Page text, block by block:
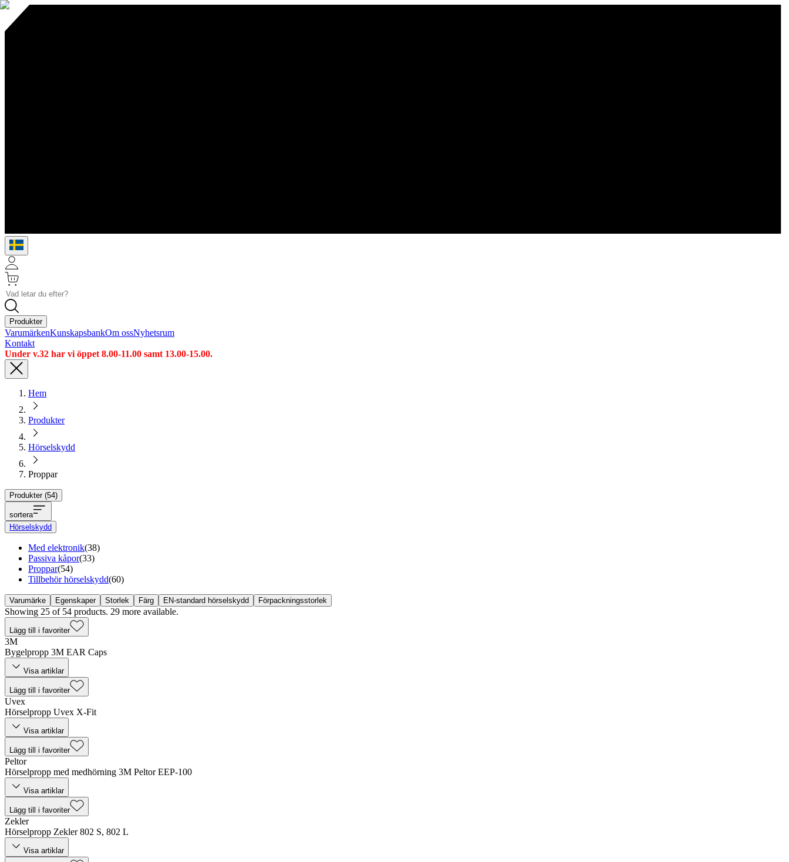
Produkter
VarumärkenKunskapsbankOm ossNyhetsrum
Kontakt
Under v.32 har vi öppet 8.00-11.00 samt 13.00-15.00.
Hem
Produkter
Hörselskydd
Proppar
Produkter (54)
sortera
Hörselskydd
Med elektronik(38)
Passiva kåpor(33)
Proppar(54)
Tillbehör hörselskydd(60)
Varumärke Egenskaper Storlek Färg EN-standard hörselskydd Förpackningsstorlek
Showing 25 of 54 products. 29 more available.
Lägg till i favoriter
3M
Bygelpropp 3M EAR Caps
Visa artiklar
Lägg till i favoriter
Uvex
Hörselpropp Uvex X-Fit
Visa artiklar
Lägg till i favoriter
Peltor
Hörselpropp med medhörning 3M Peltor EEP-100
Visa artiklar
Lägg till i favoriter
Zekler
Hörselpropp Zekler 802 S, 802 L
Visa artiklar